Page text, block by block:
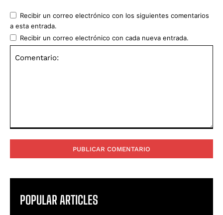
Recibir un correo electrónico con los siguientes comentarios
a esta entrada.
Recibir un correo electrónico con cada nueva entrada.
POPULAR ARTICLES